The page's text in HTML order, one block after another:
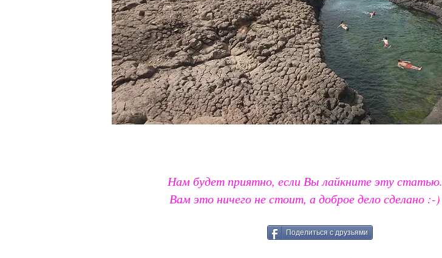
Нам будет приятно, если Вы лайкните эту статью.
Вам это ничего не стоит, а доброе дело сделано :-)
Поделиться с друзьями